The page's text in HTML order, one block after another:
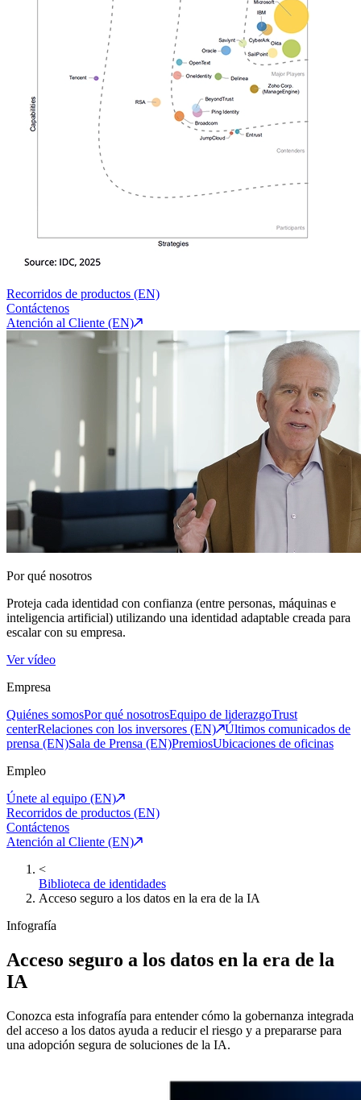
Recorridos de productos (EN)
Contáctenos
Atención al Cliente (EN)
Por qué nosotros
Proteja cada identidad con confianza (entre personas, máquinas e
inteligencia artificial) utilizando una identidad adaptable creada para
escalar con su empresa.
Ver vídeo
Empresa
Quiénes somosPor qué nosotrosEquipo de liderazgoTrust
centerRelaciones con los inversores (EN)
Últimos comunicados de
prensa (EN)Sala de Prensa (EN)PremiosUbicaciones de oficinas
Empleo
Únete al equipo (EN)
Recorridos de productos (EN)
Contáctenos
Atención al Cliente (EN)
<
Biblioteca de identidades
Acceso seguro a los datos en la era de la IA
Infografía
Acceso seguro a los datos en la era de la
IA
Conozca esta infografía para entender cómo la gobernanza integrada
del acceso a los datos ayuda a reducir el riesgo y a prepararse para
una adopción segura de soluciones de la IA.